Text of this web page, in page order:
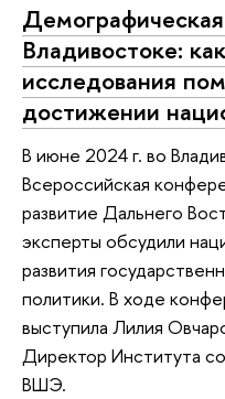
Владивостоке:
исследования
достижении
В июне 2024 г. во
Всероссийская
развитие Дальнего
эксперты обсудили
развития
политики. В ходе
выступила Лилия
Директор Института
ВШЭ.